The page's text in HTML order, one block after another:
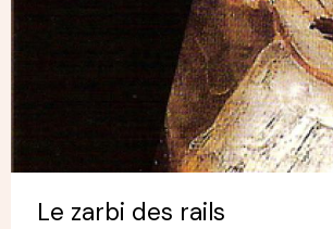
Le zarbi des rails